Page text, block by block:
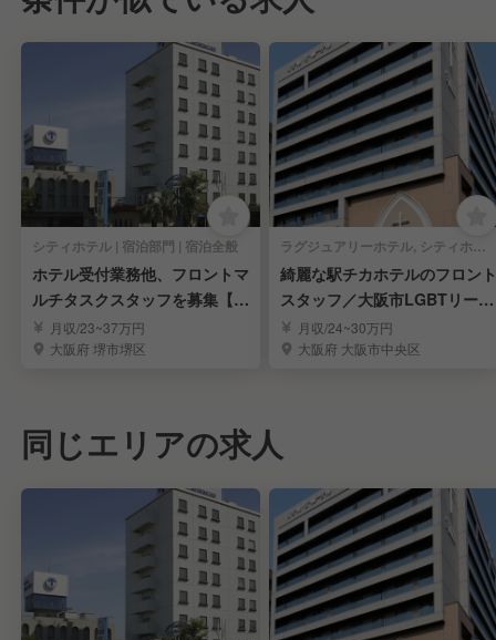
シティホテル | 宿泊部門 | 宿泊全般
ホテル受付業務他、フロントマ
ルチタスクスタッフを募集【経
験者歓迎】
月収/23~37万円
大阪府 堺市堺区
ラグジュアリーホテル, シティホテル, ビジネスホテル, その他ホテル | 宿泊部門 | 宿泊全般
綺麗な駅チカホテルのフロント
スタッフ／大阪市LGBTリーデ
ィングカンパニー
月収/24~30万円
大阪府 大阪市中央区
同じエリアの求人